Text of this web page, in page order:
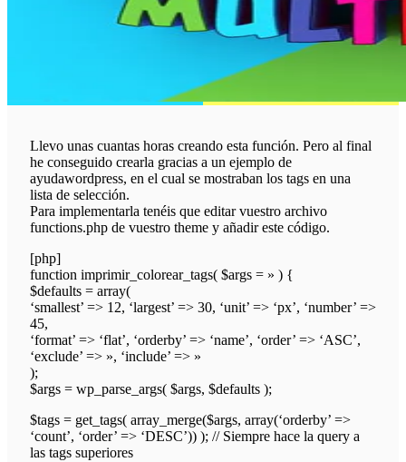
Llevo unas cuantas horas creando esta función. Pero al final
he conseguido crearla gracias a un ejemplo de
ayudawordpress, en el cual se mostraban los tags en una
lista de selección.
Para implementarla tenéis que editar vuestro archivo
functions.php de vuestro theme y añadir este código.
[php]
function imprimir_colorear_tags( $args = » ) {
$defaults = array(
‘smallest’ => 12, ‘largest’ => 30, ‘unit’ => ‘px’, ‘number’ =>
45,
‘format’ => ‘flat’, ‘orderby’ => ‘name’, ‘order’ => ‘ASC’,
‘exclude’ => », ‘include’ => »
);
$args = wp_parse_args( $args, $defaults );
$tags = get_tags( array_merge($args, array(‘orderby’ =>
‘count’, ‘order’ => ‘DESC’)) ); // Siempre hace la query a
las tags superiores